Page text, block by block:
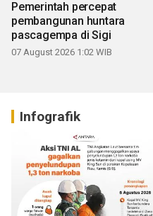
Pemerintah percepat
pembangunan huntara
pascagempa di Sigi
07 August 2026 1:02 WIB
Infografik